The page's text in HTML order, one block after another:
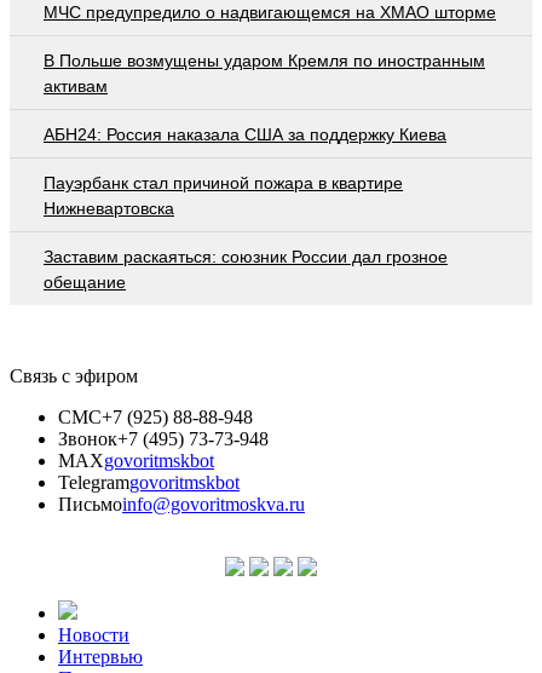
МЧС предупредило о надвигающемся на ХМАО шторме
В Польше возмущены ударом Кремля по иностранным
активам
АБН24: Россия наказала США за поддержку Киева
Пауэрбанк стал причиной пожара в квартире
Нижневартовска
Заставим раскаяться: союзник России дал грозное
обещание
Связь с эфиром
СМС+7 (925) 88-88-948
Звонок+7 (495) 73-73-948
MAXgovoritmskbot
Telegramgovoritmskbot
Письмоinfo@govoritmoskva.ru
Новости
Интервью